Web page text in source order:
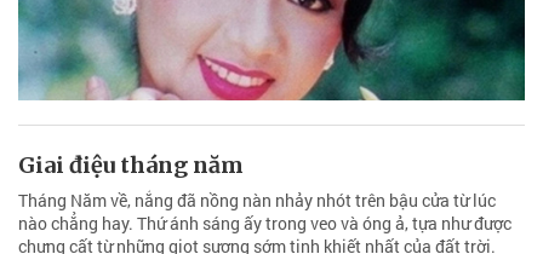
Giai điệu tháng năm
Tháng Năm về, nắng đã nồng nàn nhảy nhót trên bậu cửa từ lúc
nào chẳng hay. Thứ ánh sáng ấy trong veo và óng ả, tựa như được
chưng cất từ những giọt sương sớm tinh khiết nhất của đất trời.